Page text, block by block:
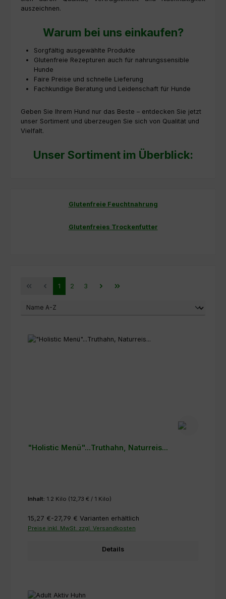
auszeichnen.
Warum bei uns einkaufen?
Sorgfältig ausgewählte Produkte
Glutenfreie Rezepturen auch für nahrungssensible
Hunde
Faire Preise und schnelle Lieferung
Fachkundige Beratung und Leidenschaft für Hunde
Geben Sie Ihrem Hund nur das Beste – entdecken Sie jetzt
unser Sortiment und überzeugen Sie sich von Qualität und
Vielfalt.
Unser Sortiment im Überblick:
Glutenfreie Feuchtnahrung
Glutenfreies Trockenfutter
Seite
1 Seite
2 Seite
3
"Holistic Menü"...Truthahn, Naturreis...
Inhalt: 1.2 Kilo (12,73 € / 1 Kilo)
15,27 €-27,79 € Varianten erhältlich
Preise inkl. MwSt. zzgl. Versandkosten
Details